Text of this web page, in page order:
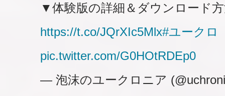
▼体験版の詳細＆ダウンロード
https://t.co/JQrXIc5Mlx#ユークロ
pic.twitter.com/G0HOtRDEp0
— 泡沫のユークロニア